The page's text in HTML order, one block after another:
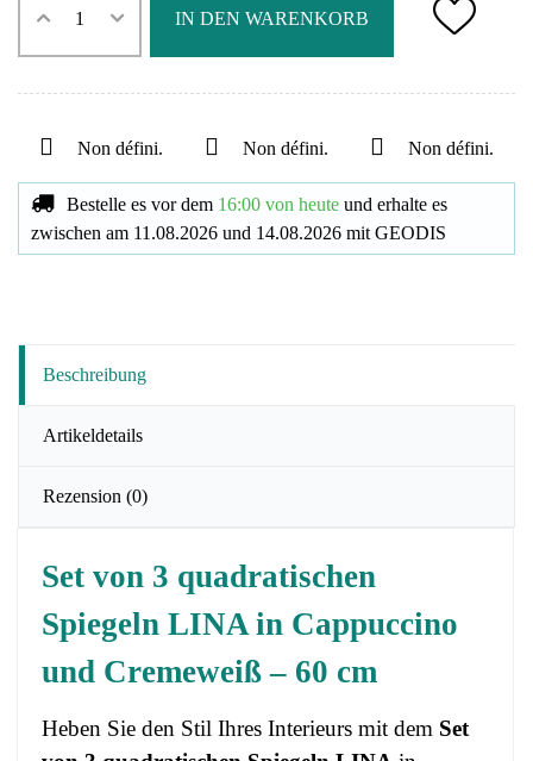
IN DEN WARENKORB
Non défini. Non défini. Non défini.
Bestelle es vor dem 16:00 von heute und erhalte es
zwischen am 11.08.2026 und 14.08.2026 mit GEODIS
Beschreibung
Artikeldetails
Rezension (0)
Set von 3 quadratischen
Spiegeln LINA in Cappuccino
und Cremeweiß – 60 cm
Heben Sie den Stil Ihres Interieurs mit dem Set